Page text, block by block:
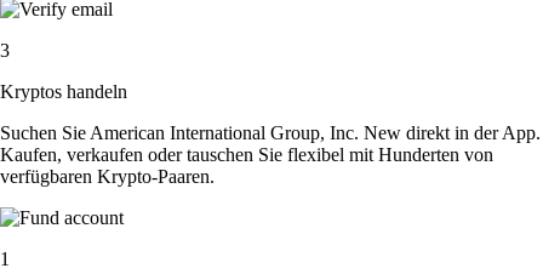
3
Kryptos handeln
Suchen Sie American International Group, Inc. New direkt in der App.
Kaufen, verkaufen oder tauschen Sie flexibel mit Hunderten von
verfügbaren Krypto-Paaren.
1